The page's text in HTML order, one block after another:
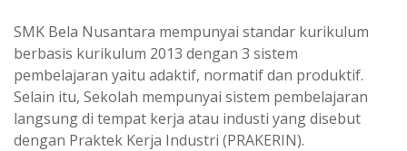
SMK Bela Nusantara mempunyai standar kurikulum
berbasis kurikulum 2013 dengan 3 sistem
pembelajaran yaitu adaktif, normatif dan produktif.
Selain itu, Sekolah mempunyai sistem pembelajaran
langsung di tempat kerja atau industi yang disebut
dengan Praktek Kerja Industri (PRAKERIN).